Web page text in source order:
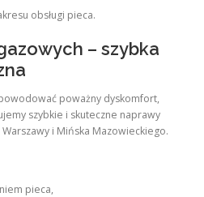
obsługi pieca.
– szybka
poważny dyskomfort,
szybkie i skuteczne naprawy
i Mińska Mazowieckiego.
pieca,